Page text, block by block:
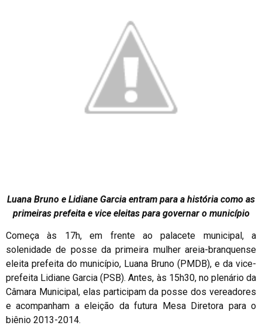
Luana Bruno e Lidiane Garcia entram para a história como as
primeiras prefeita e vice eleitas para governar o município
Começa às 17h, em frente ao palacete municipal, a
solenidade de posse da primeira mulher areia-branquense
eleita prefeita do município, Luana Bruno (PMDB), e da vice-
prefeita Lidiane Garcia (PSB). Antes, às 15h30, no plenário da
Câmara Municipal, elas participam da posse dos vereadores
e acompanham a eleição da futura Mesa Diretora para o
biênio 2013-2014.